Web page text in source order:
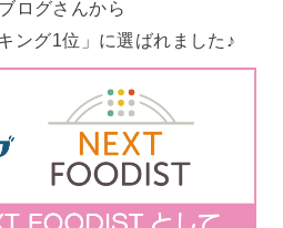
ログさんから
ング1位」に選ばれました♪